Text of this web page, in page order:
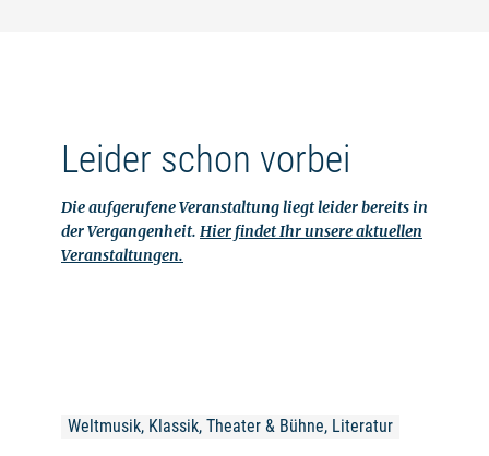
Leider schon vorbei
Die aufgerufene Veranstaltung liegt leider bereits in
der Vergangenheit. Hier findet Ihr unsere aktuellen
Veranstaltungen.
Weltmusik, Klassik, Theater & Bühne, Literatur